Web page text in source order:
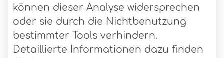
können dieser Analyse widersprechen
oder sie durch die Nichtbenutzung
bestimmter Tools verhindern.
Detaillierte Informationen dazu finden